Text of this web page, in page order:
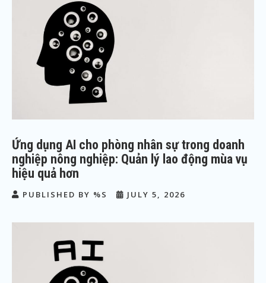
Ứng dụng AI cho phòng nhân sự trong doanh
nghiệp nông nghiệp: Quản lý lao động mùa vụ
hiệu quả hơn
PUBLISHED BY %S JULY 5, 2026